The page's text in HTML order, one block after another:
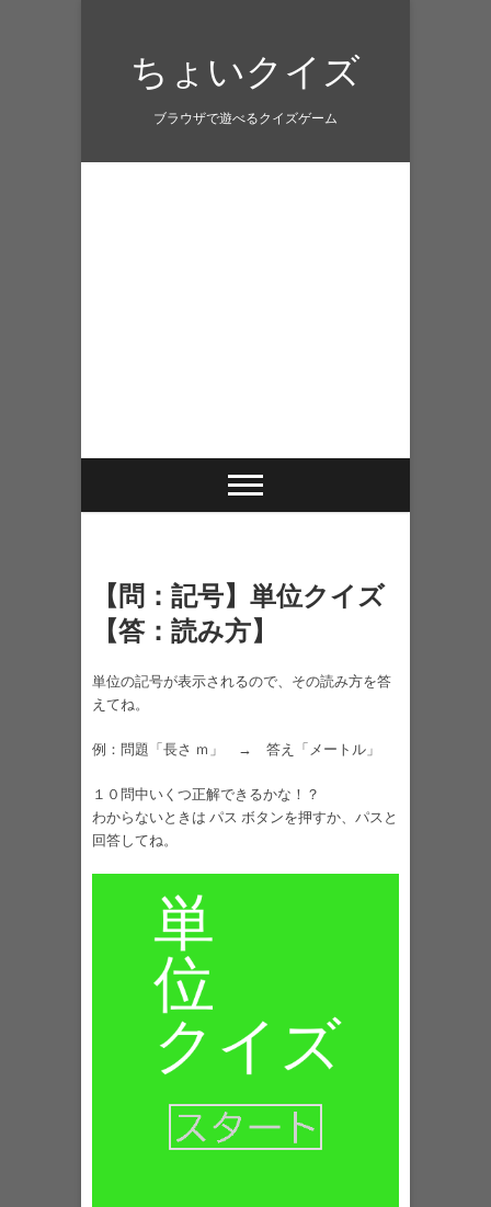
ちょいクイズ
ブラウザで遊べるクイズゲーム
【問：記号】単位クイズ
【答：読み方】
単位の記号が表示されるので、その読み方を答
えてね。
例：問題「長さ ｍ」 → 答え「メートル」
１０問中いくつ正解できるかな！？
わからないときは パス ボタンを押すか、パスと
回答してね。